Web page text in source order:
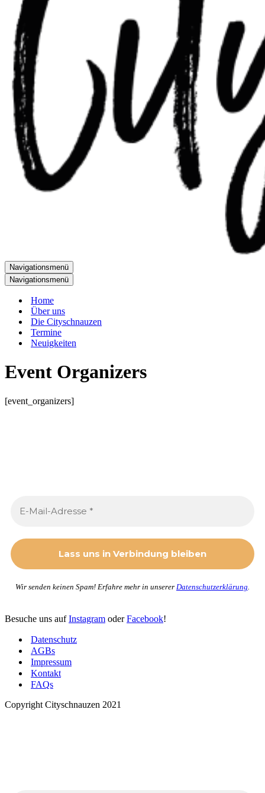
Navigationsmenü
Navigationsmenü
Home
Über uns
Die Cityschnauzen
Termine
Neuigkeiten
Event Organizers
[event_organizers]
Wir senden keinen Spam! Erfahre mehr in unserer Datenschutzerklärung.
Besuche uns aufInstagram oderFacebook!
Datenschutz
AGBs
Impressum
Kontakt
FAQs
Copyright Cityschnauzen 2021